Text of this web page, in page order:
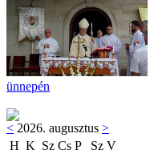
ünnepén
< 2026. augusztus >
H K Sz Cs P Sz V